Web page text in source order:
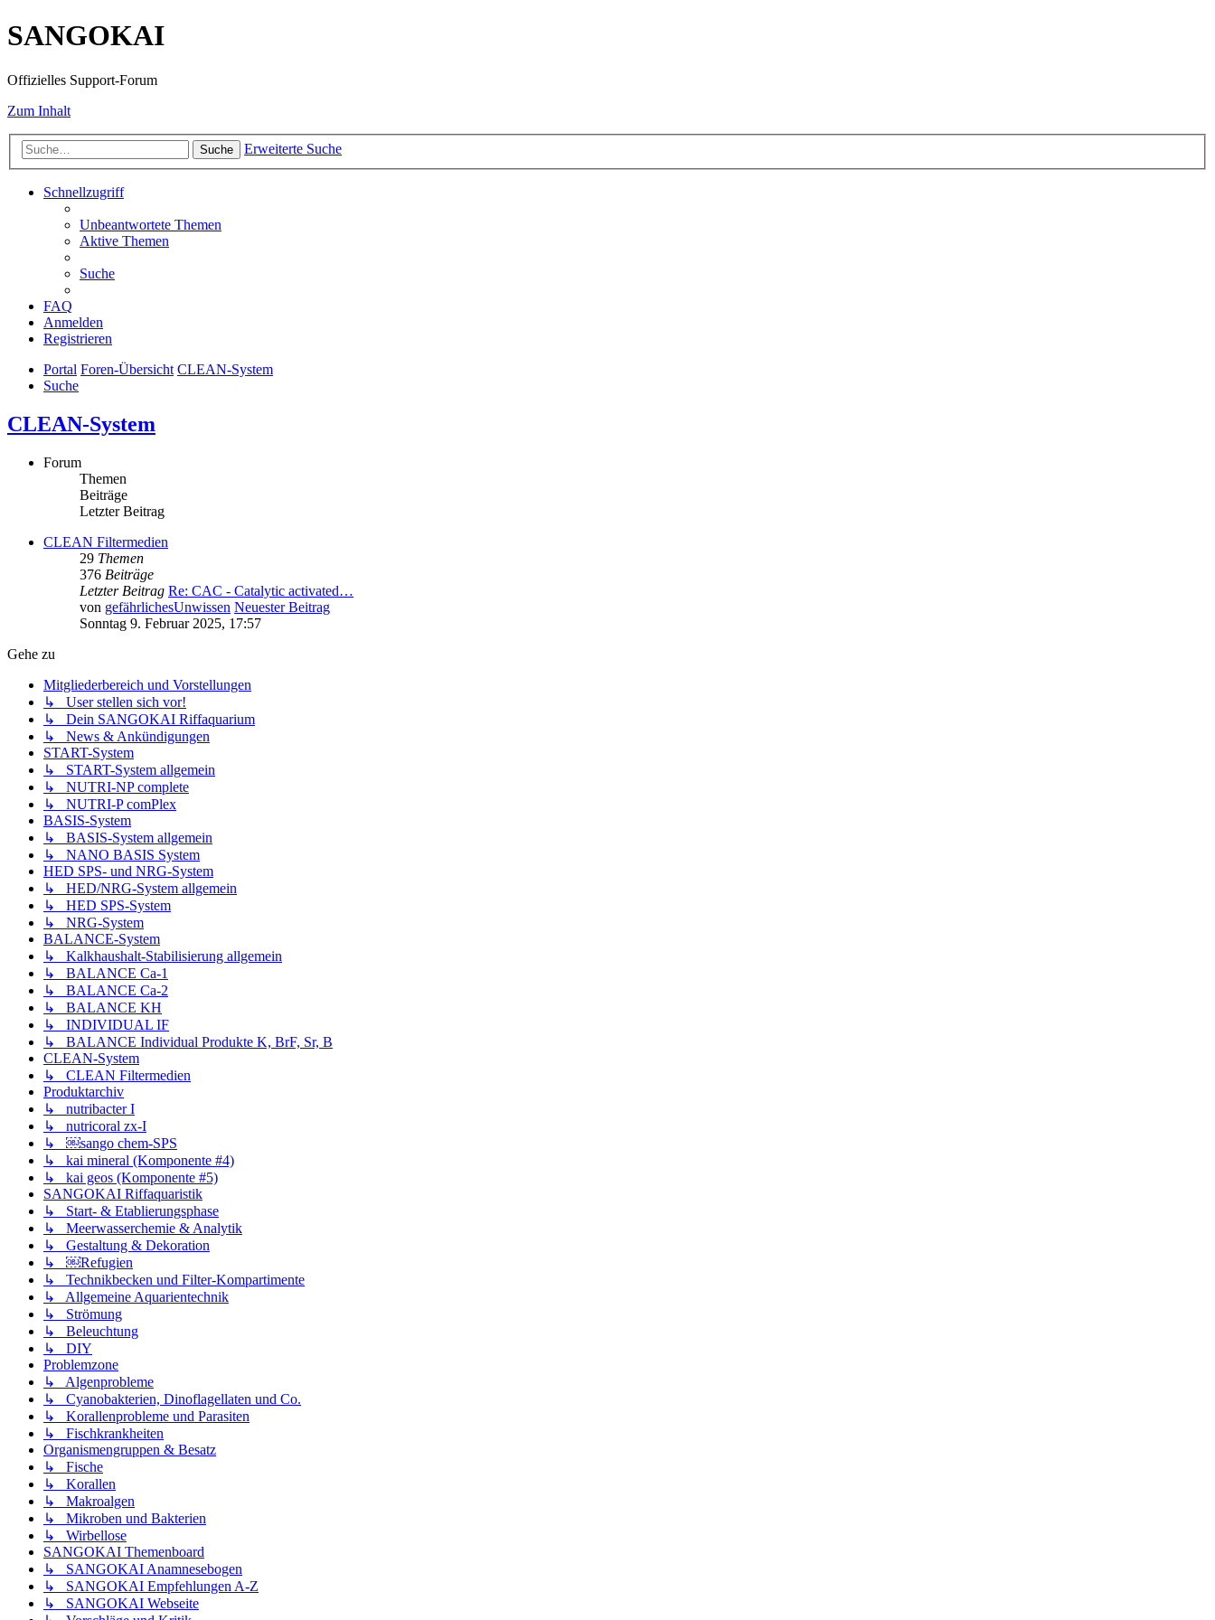
SANGOKAI
Offizielles Support-Forum
Zum Inhalt
Suche Erweiterte Suche
Schnellzugriff
Unbeantwortete Themen
Aktive Themen
Suche
FAQ
Anmelden
Registrieren
Portal Foren-Übersicht CLEAN-System
Suche
CLEAN-System
Forum
Themen
Beiträge
Letzter Beitrag
CLEAN Filtermedien
29 Themen
376 Beiträge
Letzter Beitrag Re: CAC - Catalytic activated…
von gefährlichesUnwissen Neuester Beitrag
Sonntag 9. Februar 2025, 17:57
Gehe zu
Mitgliederbereich und Vorstellungen
↳ User stellen sich vor!
↳ Dein SANGOKAI Riffaquarium
↳ News & Ankündigungen
START-System
↳ START-System allgemein
↳ NUTRI-NP complete
↳ NUTRI-P comPlex
BASIS-System
↳ BASIS-System allgemein
↳ NANO BASIS System
HED SPS- und NRG-System
↳ HED/NRG-System allgemein
↳ HED SPS-System
↳ NRG-System
BALANCE-System
↳ Kalkhaushalt-Stabilisierung allgemein
↳ BALANCE Ca-1
↳ BALANCE Ca-2
↳ BALANCE KH
↳ INDIVIDUAL IF
↳ BALANCE Individual Produkte K, BrF, Sr, B
CLEAN-System
↳ CLEAN Filtermedien
Produktarchiv
↳ nutribacter I
↳ nutricoral zx-I
↳ ￼sango chem-SPS
↳ kai mineral (Komponente #4)
↳ kai geos (Komponente #5)
SANGOKAI Riffaquaristik
↳ Start- & Etablierungsphase
↳ Meerwasserchemie & Analytik
↳ Gestaltung & Dekoration
↳ ￼Refugien
↳ Technikbecken und Filter-Kompartimente
↳ Allgemeine Aquarientechnik
↳ Strömung
↳ Beleuchtung
↳ DIY
Problemzone
↳ Algenprobleme
↳ Cyanobakterien, Dinoflagellaten und Co.
↳ Korallenprobleme und Parasiten
↳ Fischkrankheiten
Organismengruppen & Besatz
↳ Fische
↳ Korallen
↳ Makroalgen
↳ Mikroben und Bakterien
↳ Wirbellose
SANGOKAI Themenboard
↳ SANGOKAI Anamnesebogen
↳ SANGOKAI Empfehlungen A-Z
↳ SANGOKAI Webseite